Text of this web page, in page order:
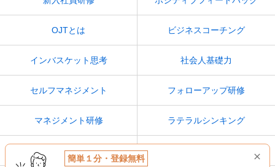
OJTとは ビジネスコーチング
インバスケット思考 社会人基礎力
セルフマネジメント フォローアップ研修
マネジメント研修 ラテラルシンキング
人間力
簡単１分・登録無料